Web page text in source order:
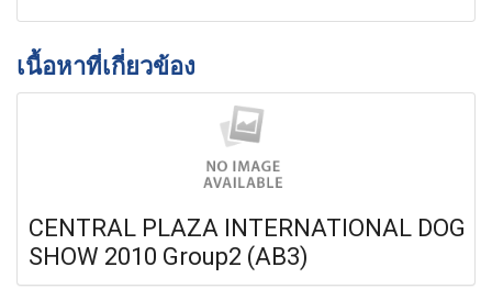
เนื้อหาที่เกี่ยวข้อง
CENTRAL PLAZA INTERNATIONAL DOG
SHOW 2010 Group2 (AB3)